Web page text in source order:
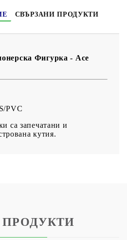
СВЪРЗАНИ ПРОДУКТИ
Фигурка - Ace
PVC
са запечатани и
кутия.